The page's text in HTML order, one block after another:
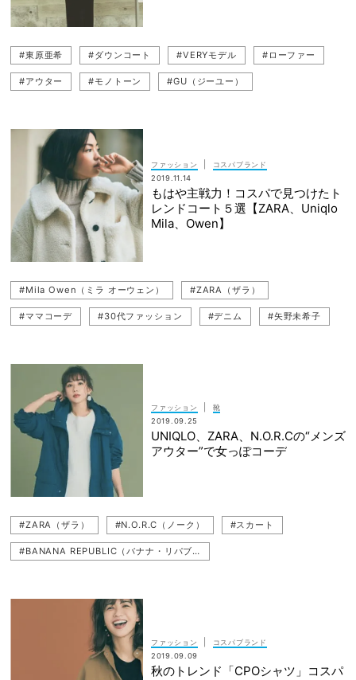
#東原亜希 #ダウンコート #VERYモデル #ローファー
#アウター #モノトーン #GU（ジーユー）
#スポーティ #ママコーデ
ファッション
コスパブランド
2019.11.14
もはや主戦力！コスパで見つけたト
レンドコート５選【ZARA、Uniqlo
Mila、Owen】
#Mila Owen（ミラ オーウェン） #ZARA（ザラ）
#ママコーデ #30代ファッション #デニム #矢野未希子
#UNIQLO（ユニクロ）
#アウター #Uniqlo U（ユニクロ ユー）
ファッション
靴
2019.09.25
UNIQLO、ZARA、N.O.R.Cの“メンズ
アウター”で女っぽコーデ
#ZARA（ザラ） #N.O.R.C（ノーク） #スカート
#BANANA REPUBLIC（バナナ・リパブリック）
#スニーカー
#30代ファッション #コスパ
#UNIQLO（ユニクロ）
ファッション
コスパブランド
2019.09.09
秋のトレンド「CPOシャツ」コスパ